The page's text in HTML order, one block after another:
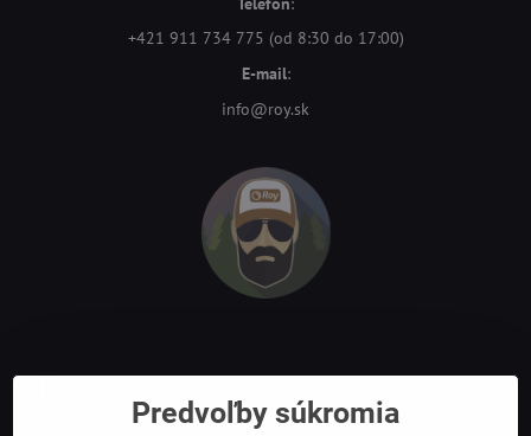
+421 911 734 775 (od 8:30 do 17:00)
E-mail:
info@roy.sk
Predvoľby súkromia